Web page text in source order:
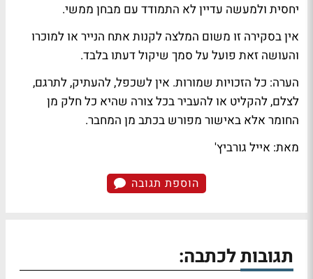
יחסית ולמעשה עדיין לא התמודד עם מבחן ממשי.
אין בסקירה זו משום המלצה לקנות אתח הנייר או למוכרו
והעושה זאת פועל על סמך שיקול דעתו בלבד.
הערה: כל הזכויות שמורות. אין לשכפל, להעתיק, לתרגם,
לצלם, להקליט או להעביר בכל צורה שהיא כל חלק מן
החומר אלא באישור מפורש בכתב מן המחבר.
מאת: אייל גורביץ'
הוספת תגובה
תגובות לכתבה: